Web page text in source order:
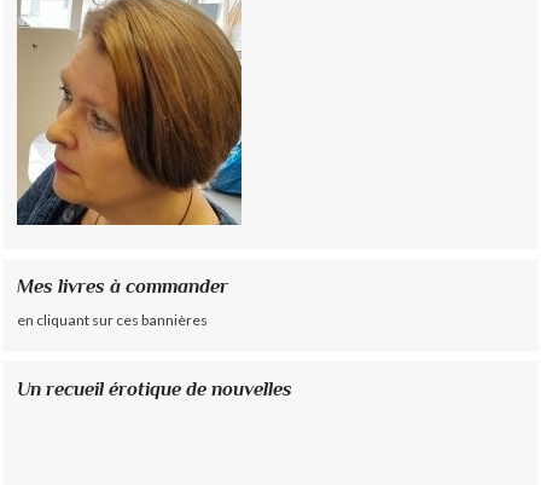
Mes livres à commander
en cliquant sur ces bannières
Un recueil érotique de nouvelles